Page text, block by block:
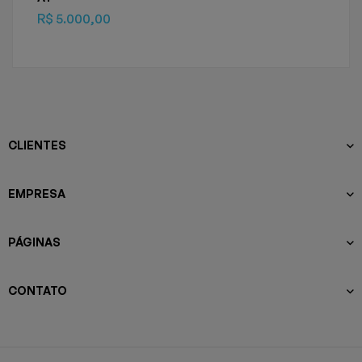
R$ 5.000,00
CLIENTES
EMPRESA
PÁGINAS
CONTATO